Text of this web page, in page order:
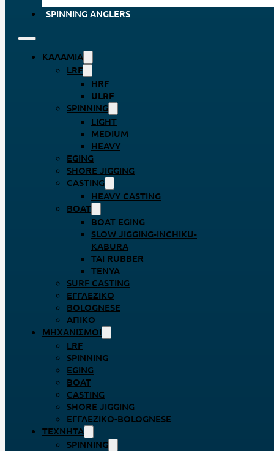
SPINNING ANGLERS
ΚΑΛΆΜΙΑ
LRF
HRF
ULRF
SPINNING
LIGHT
MEDIUM
HEAVY
EGING
SHORE JIGGING
CASTING
HEAVY CASTING
BOAT
BOAT EGING
SLOW JIGGING-INCHIKU-
KABURA
TAI RUBBER
TENYA
SURF CASTING
ΕΓΓΛΈΖΙΚΟ
BOLOGNESE
ΑΠΊΚΟ
ΜΗΧΑΝΙΣΜΟΊ
LRF
SPINNING
EGING
BOAT
CASTING
SHORE JIGGING
ΕΓΓΛΈΖΙΚΟ-BOLOGNESE
ΤΕΧΝΗΤΆ
SPINNING